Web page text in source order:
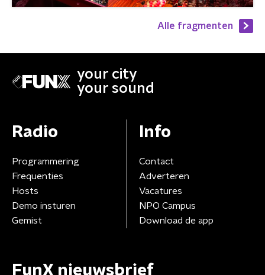
Alle fragmenten
your city
your sound
Radio
Programmering
Frequenties
Hosts
Demo insturen
Gemist
Info
Contact
Adverteren
Vacatures
NPO Campus
Download de app
FunX nieuwsbrief